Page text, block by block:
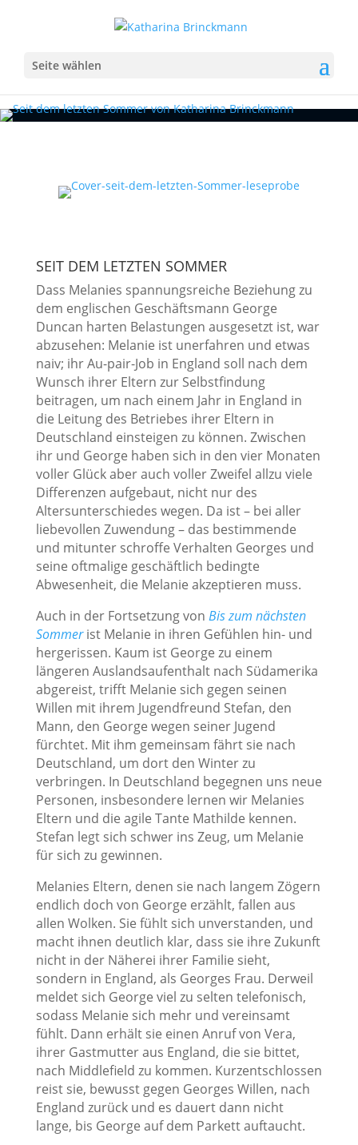
Seite wählen
SEIT DEM LETZTEN SOMMER
Dass Melanies spannungsreiche Beziehung zu
dem englischen Geschäftsmann George
Duncan harten Belastungen ausgesetzt ist, war
abzusehen: Melanie ist unerfahren und etwas
naiv; ihr Au-pair-Job in England soll nach dem
Wunsch ihrer Eltern zur Selbstfindung
beitragen, um nach einem Jahr in England in
die Leitung des Betriebes ihrer Eltern in
Deutschland einsteigen zu können. Zwischen
ihr und George haben sich in den vier Monaten
voller Glück aber auch voller Zweifel allzu viele
Differenzen aufgebaut, nicht nur des
Altersunterschiedes wegen. Da ist – bei aller
liebevollen Zuwendung – das bestimmende
und mitunter schroffe Verhalten Georges und
seine oftmalige geschäftlich bedingte
Abwesenheit, die Melanie akzeptieren muss.
Auch in der Fortsetzung von Bis zum nächsten
Sommerist Melanie in ihren Gefühlen hin- und
hergerissen. Kaum ist George zu einem
längeren Auslandsaufenthalt nach Südamerika
abgereist, trifft Melanie sich gegen seinen
Willen mit ihrem Jugendfreund Stefan, den
Mann, den George wegen seiner Jugend
fürchtet. Mit ihm gemeinsam fährt sie nach
Deutschland, um dort den Winter zu
verbringen. In Deutschland begegnen uns neue
Personen, insbesondere lernen wir Melanies
Eltern und die agile Tante Mathilde kennen.
Stefan legt sich schwer ins Zeug, um Melanie
für sich zu gewinnen.
Melanies Eltern, denen sie nach langem Zögern
endlich doch von George erzählt, fallen aus
allen Wolken. Sie fühlt sich unverstanden, und
macht ihnen deutlich klar, dass sie ihre Zukunft
nicht in der Näherei ihrer Familie sieht,
sondern in England, als Georges Frau. Derweil
meldet sich George viel zu selten telefonisch,
sodass Melanie sich mehr und vereinsamt
fühlt. Dann erhält sie einen Anruf von Vera,
ihrer Gastmutter aus England, die sie bittet,
nach Middlefield zu kommen. Kurzentschlossen
reist sie, bewusst gegen Georges Willen, nach
England zurück und es dauert dann nicht
lange, bis George auf dem Parkett auftaucht.